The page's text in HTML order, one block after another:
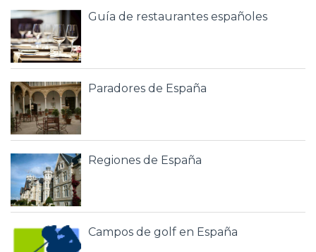
Guía de restaurantes españoles
Paradores de España
Regiones de España
Campos de golf en España